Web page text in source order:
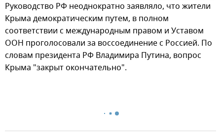
Руководство РФ неоднократно заявляло, что жители
Крыма демократическим путем, в полном
соответствии с международным правом и Уставом
ООН проголосовали за воссоединение с Россией. По
словам президента РФ Владимира Путина, вопрос
Крыма "закрыт окончательно".